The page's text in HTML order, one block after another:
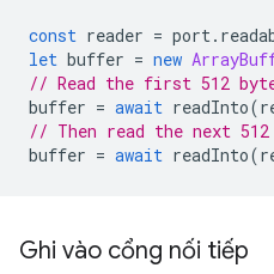
const reader = port.
let buffer = new
// Read the first 512
buffer = await readInto(
// Then read the next
buffer = await readInto(
Ghi vào cổng nối tiếp